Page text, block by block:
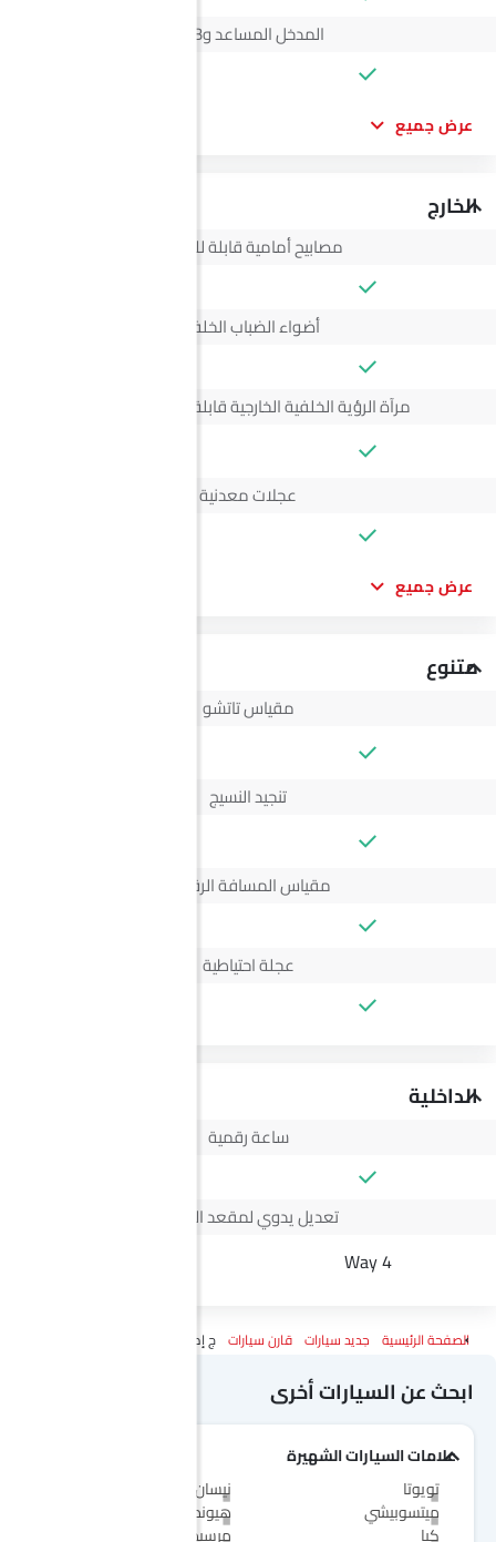
المدخل المساعد وUSB
عرض جميع
الخارج
مصابيح أمامية قابلة للتعديل
أضواء الضباب الخلفية
مرآة الرؤية الخلفية الخارجية قابلة للتعديل كهربائياً
عجلات معدنية
عرض جميع
متنوع
مقياس تاتشو
تنجيد النسيج
مقياس المسافة الرقمي
عجلة احتياطية
الداخلية
ساعة رقمية
تعديل يدوي لمقعد السائق
4 Way
الصفحة الرئيسية جديد سيارات قارن سيارات ج إم سي فيجوس Vs ماكسيوس في 80 باص
ابحث عن السيارات أخرى
علامات السيارات الشهيرة
تويوتا
نيسان
ميتسوبيشي
هيونداي
كيا
مرسيدس-بنز